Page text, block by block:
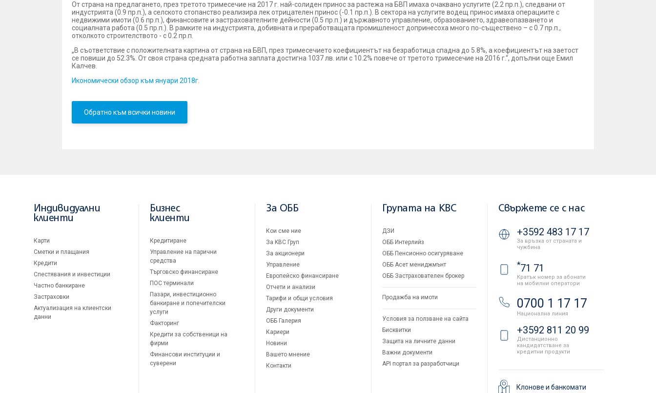
От страна на предлагането, през третото тримесечие на 2017 г. най-солиден принос за растежа на БВП имаха очаквано услугите (2.2 пр.п.), следвани от
индустрията (0.9 пр.п.), а селското стопанство реализира лек отрицателен принос (-0.1 пр.п.). В сектора на услугите водещ принос имаха операциите с
недвижими имоти (0.6 пр.п.), финансовите и застрахователните дейности (0.5 пр.п.) и държавното управление, образованието, здравеопазването и
социалната работа (0.5 пр.п.). В рамките на индустрията, добивната и преработващата промишленост допринесоха много по-съществено – с 0.7 пр.п.,
отколкото строителството - с 0.2 пр.п.
„В съответствие с положителната картина от страна на БВП, през тримесечието коефициентът на безработица спадна до 5.8%, а коефициентът на заетост
се повиши до 52.3%. От своя страна средната работна заплата достигна 1037 лв. или с 10.2% повече от третото тримесечие на 2016 г.“, допълни още Емил
Калчев.
Икономически обзор към януари 2018г.
Обратно към всички новини
Индивидуални
клиенти
Карти
Сметки и плащания
Кредити
Спестявания и инвестиции
Частно банкиране
Застраховки
Актуализация на клиентски
данни
Бизнес
клиенти
Кредитиране
Управление на парични
средства
Търговско финансиране
ПОС терминали
Пазари, инвестиционно
банкиране и попечителски
услуги
Факторинг
Кредити за собственици на
фирми
Финансови институции и
суверени
За ОББ
Кои сме ние
За KBC Груп
За акционери
Управление
Европейско финансиране
Отчети и анализи
Тарифи и общи условия
Други документи
ОББ Галерия
Кариери
Новини
Вашето мнение
Контакти
Групата на KBC
ДЗИ
ОББ Интерлийз
ОББ Пенсионно осигуряване
ОББ Асет мениджмънт
ОББ Застрахователен брокер
Продажба на имоти
Условия за ползване на сайта
Бисквитки
Защита на личните данни
Важни документи
API портал за разработчици
Свържете се с нас
+3592 483 17 17
За връзка от страната и
чужбина
*71 71
Кратък номер за абонати
на мобилни оператори
0700 1 17 17
Национална линия
+3592 811 20 99
Дистанционно
кандидатстване за
кредитни продукти
Клонове и банкомати